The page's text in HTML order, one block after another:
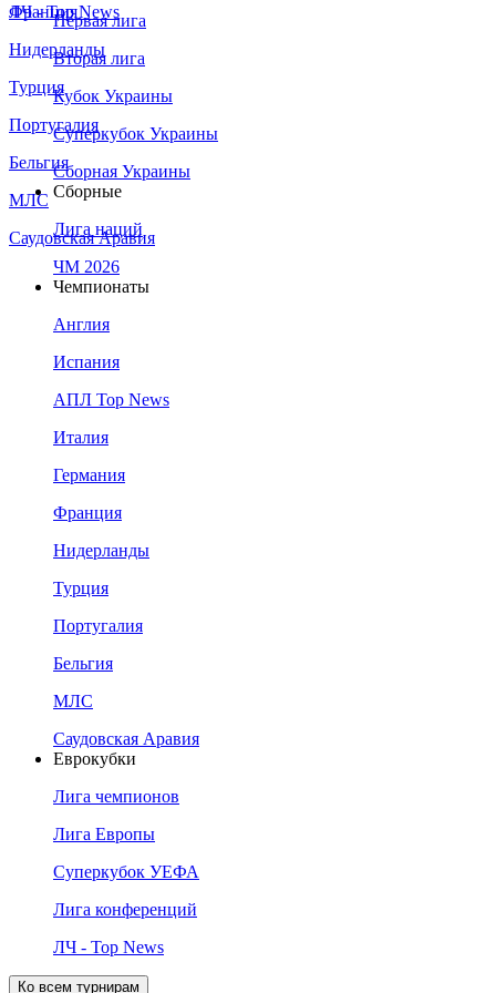
Франция
Нидерланды
Турция
Португалия
Бельгия
МЛС
Саудовская Аравия
ЛЧ - Top News
Первая лига
Вторая лига
Кубок Украины
Суперкубок Украины
Сборная Украины
Сборные
Лига наций
ЧМ 2026
Чемпионаты
Англия
Испания
АПЛ Top News
Италия
Германия
Франция
Нидерланды
Турция
Португалия
Бельгия
МЛС
Саудовская Аравия
Еврокубки
Лига чемпионов
Лига Европы
Суперкубок УЕФА
Лига конференций
ЛЧ - Top News
Ко всем турнирам